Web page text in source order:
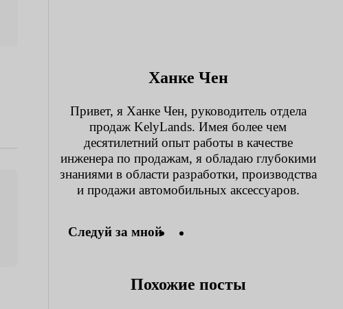
Ханке Чен
Привет, я Ханке Чен, руководитель отдела
продаж KelyLands. Имея более чем
десятилетний опыт работы в качестве
инженера по продажам, я обладаю глубокими
знаниями в области разработки, производства
и продажи автомобильных аксессуаров.
Следуй за мной
Похожие посты